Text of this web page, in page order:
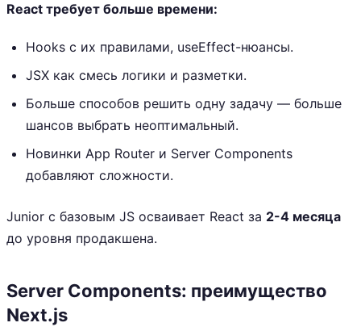
React требует больше времени:
Hooks с их правилами, useEffect-нюансы.
JSX как смесь логики и разметки.
Больше способов решить одну задачу — больше
шансов выбрать неоптимальный.
Новинки App Router и Server Components
добавляют сложности.
Junior с базовым JS осваивает React за 2-4 месяца
до уровня продакшена.
Server Components: преимущество
Next.js